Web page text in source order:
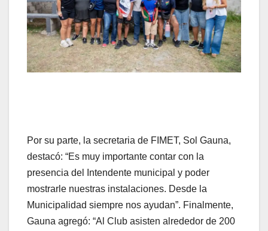
Por su parte, la secretaria de FIMET, Sol Gauna,
destacó: “Es muy importante contar con la
presencia del Intendente municipal y poder
mostrarle nuestras instalaciones. Desde la
Municipalidad siempre nos ayudan”. Finalmente,
Gauna agregó: “Al Club asisten alrededor de 200